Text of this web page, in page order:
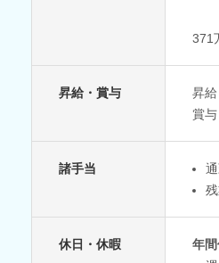
371
昇給・賞与
昇
賞
諸手当
休日・休暇
年